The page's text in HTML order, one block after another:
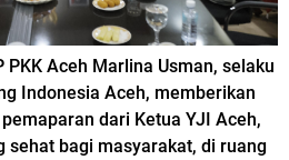
PKK Aceh Marlina Usman, selaku
Indonesia Aceh, memberikan
dari Ketua YJI Aceh,
sehat bagi masyarakat, di ruang